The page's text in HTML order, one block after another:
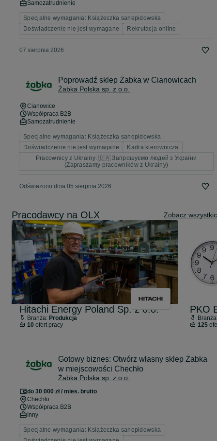
Samozatrudnienie
Specjalne wymagania: Książeczka sanepidowska
Doświadczenie nie jest wymagane
Rekrutacja online
07 sierpnia 2026
Poprowadź sklep Żabka w Cianowicach
Żabka Polska sp. z o.o.
Cianowice
Współpraca B2B
Samozatrudnienie
Specjalne wymagania: Książeczka sanepidowska
Doświadczenie nie jest wymagane
Kadra kierownicza
Pracownicy z Ukrainy: 🇺🇦 Запрошуємо людей з України
(Zapraszamy pracowników z Ukrainy)
Odświeżono dnia 05 sierpnia 2026
Pracodawcy na OLX Zobacz
Hitachi Energy Poland Sp. z o.o.
Branża: Produkcja
10 ofert pracy
PKO
125
Gotowy biznes: Otwórz własny sklep Żabka
w miejscowości Chechło
Żabka Polska sp. z o.o.
do 30 000 zł / mies. brutto
Chechło
Współpraca B2B
Inny
Specjalne wymagania: Książeczka sanepidowska